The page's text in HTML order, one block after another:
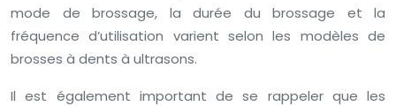
mode de brossage, la durée du brossage et la
fréquence d’utilisation varient selon les modèles de
brosses à dents à ultrasons.
Il est également important de se rappeler que les